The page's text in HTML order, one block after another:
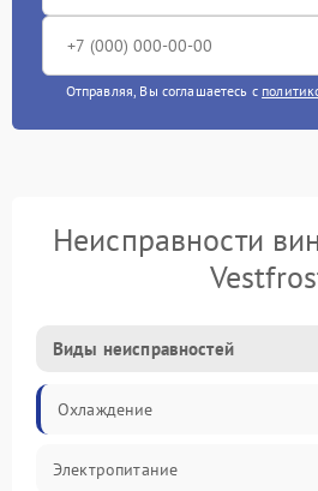
Отправляя, Вы соглашаетесь с
Неисправности
Виды неисправностей
Охлаждение
Электропитание